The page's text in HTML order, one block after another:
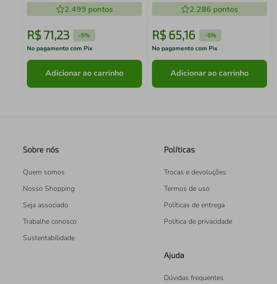
2.499 pontos
R$ 71,23 -5%
No pagamento com Pix
Adicionar ao carrinho
Interno Crippa
2.286 pontos
R$ 65,16 -5%
No pagamento com Pix
Adicionar ao carrinho
Sobre nós
Quem somos
Nosso Shopping
Seja associado
Trabalhe conosco
Sustentabilidade
Políticas
Trocas e devoluções
Termos de uso
Políticas de entrega
Política de privacidade
Ajuda
Dúvidas frequentes